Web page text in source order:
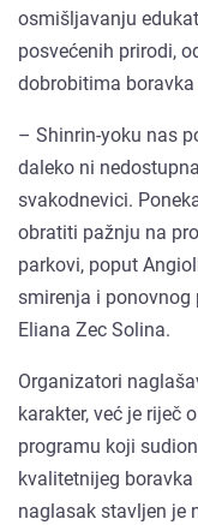
osmišljavanju
posvećenih prirodi,
dobrobitima
– Shinrin-yoku nas
daleko ni
svakodnevici.
obratiti pažnju na
parkovi, poput
smirenja i
Eliana Zec Solina.
Organizatori
karakter, već je riječ
programu koji
kvalitetnijeg
naglasak stavljen je